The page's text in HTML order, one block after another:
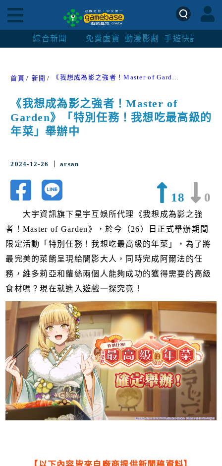
綜合新聞 免費虛寶 動漫影劇 手遊快訊
首頁 新聞 《我想成為影之強者！Master of Garden》「特別任務！我想吃最高級的年菜」舉辦中
《我想成為影之強者！Master of
Garden》「特別任務！我想吃最高級的
年菜」舉辦中
2024-12-26 ｜ arsan
18 0
大宇資訊旗下星宇互娛所代理《我想成為影之強
者！Master of Garden》，於今（26）日正式舉辦期間
限定活動「特別任務！我想吃最高級的年菜」，為了將
最完美的菜餚呈現給闇影大人，同時完成阿爾法的任
務，維多莉亞和蘿絲兩個人能夠成功的獲得需要的高級
食材嗎？現在就進入遊戲一探究竟！